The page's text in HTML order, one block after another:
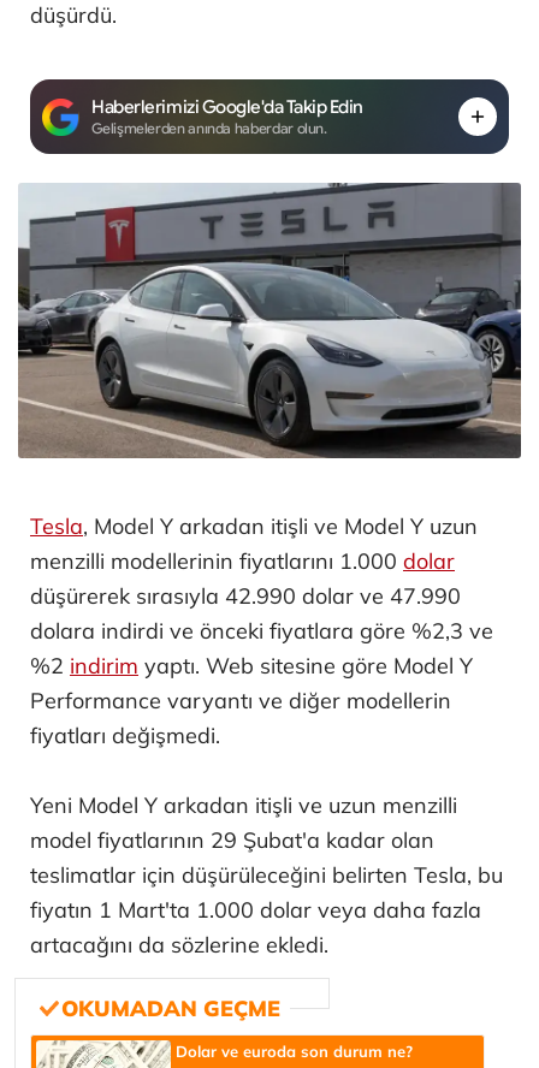
düşürdü.
Haberlerimizi Google'da Takip Edin
Gelişmelerden anında haberdar olun.
Tesla, Model Y arkadan itişli ve Model Y uzun
menzilli modellerinin fiyatlarını 1.000 dolar
düşürerek sırasıyla 42.990 dolar ve 47.990
dolara indirdi ve önceki fiyatlara göre %2,3 ve
%2 indirim yaptı. Web sitesine göre Model Y
Performance varyantı ve diğer modellerin
fiyatları değişmedi.
Yeni Model Y arkadan itişli ve uzun menzilli
model fiyatlarının 29 Şubat'a kadar olan
teslimatlar için düşürüleceğini belirten Tesla, bu
fiyatın 1 Mart'ta 1.000 dolar veya daha fazla
artacağını da sözlerine ekledi.
Dolar ve euroda son durum ne?